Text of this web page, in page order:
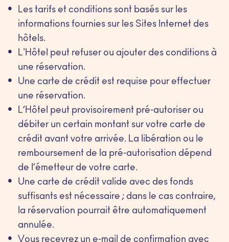
Les tarifs et conditions sont basés sur les
informations fournies sur les Sites Internet des
hôtels.
L'Hôtel peut refuser ou ajouter des conditions à
une réservation.
Une carte de crédit est requise pour effectuer
une réservation.
L’Hôtel peut provisoirement pré-autoriser ou
débiter un certain montant sur votre carte de
crédit avant votre arrivée. La libération ou le
remboursement de la pré-autorisation dépend
de l’émetteur de votre carte.
Une carte de crédit valide avec des fonds
suffisants est nécessaire ; dans le cas contraire,
la réservation pourrait être automatiquement
annulée.
Vous recevrez un e-mail de confirmation avec